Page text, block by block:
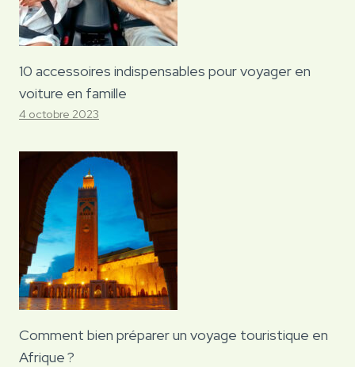
10 accessoires indispensables pour voyager en
voiture en famille
4 octobre 2023
Comment bien préparer un voyage touristique en
Afrique ?